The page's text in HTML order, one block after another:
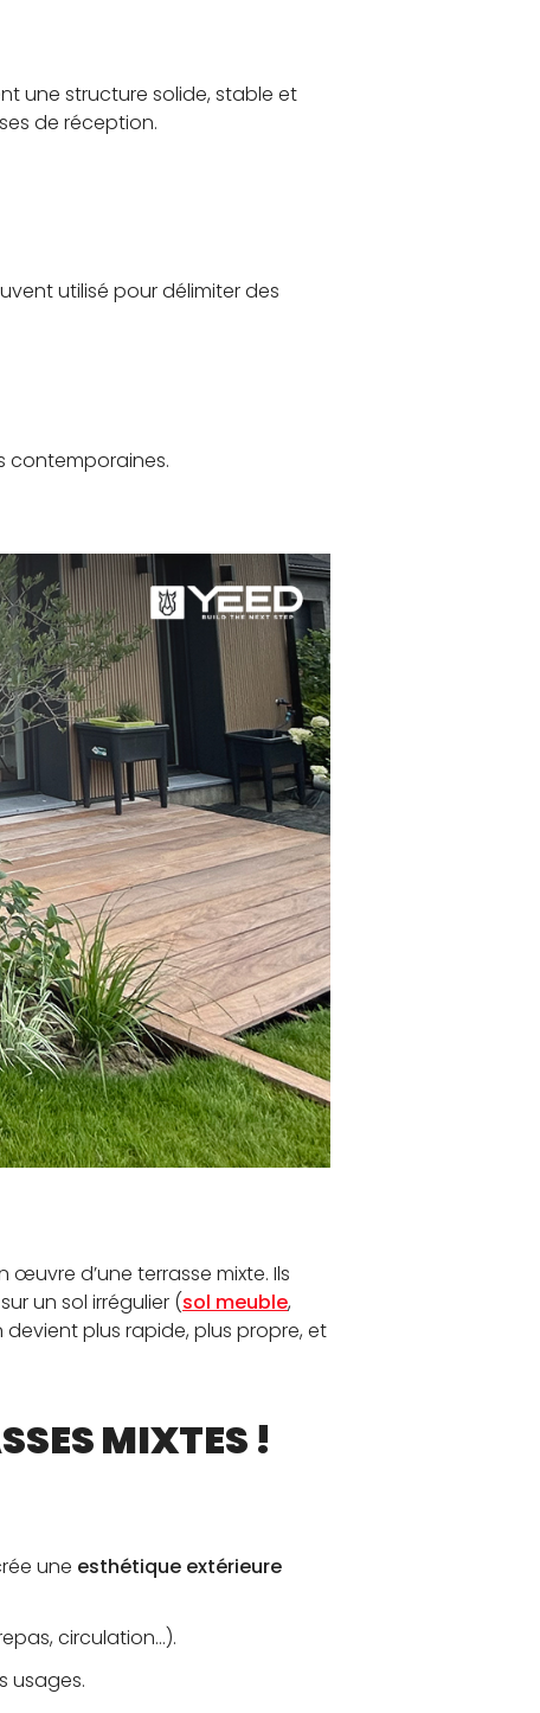
une structure solide, stable et
de réception.
utilisé pour délimiter des
contemporaines.
d’une terrasse mixte. Ils
un sol irrégulier (sol meuble,
devient plus rapide, plus propre, et
MIXTES !
une esthétique extérieure
circulation…).
usages.